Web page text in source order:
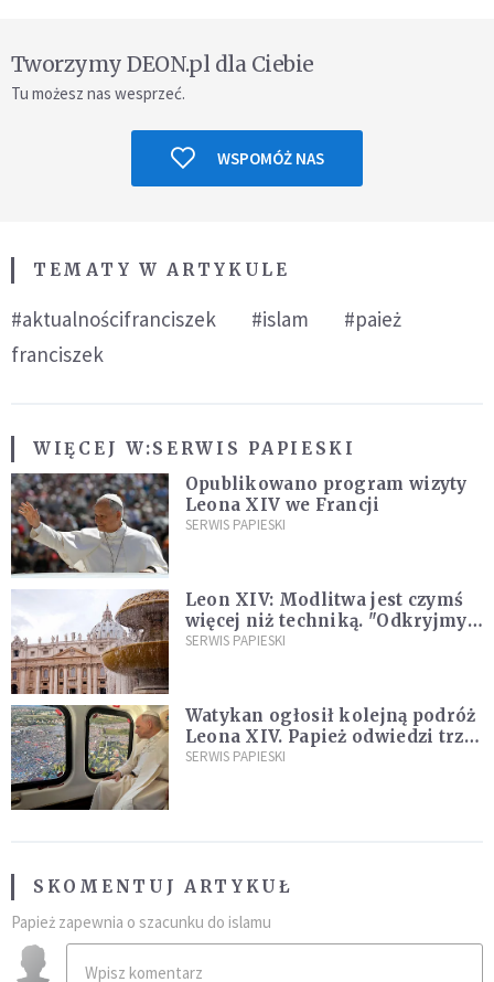
Tworzymy DEON.pl dla Ciebie
Tu możesz nas wesprzeć.
WSPOMÓŻ NAS
TEMATY W ARTYKULE
#aktualnościfranciszek #islam
#paież
franciszek
WIĘCEJ W:SERWIS PAPIESKI
Opublikowano program wizyty
Leona XIV we Francji
SERWIS PAPIESKI
Leon XIV: Modlitwa jest czymś
więcej niż techniką. "Odkryjmy
ją na nowo"
SERWIS PAPIESKI
Watykan ogłosił kolejną podróż
Leona XIV. Papież odwiedzi trzy
kraje Ameryki Południowej
SERWIS PAPIESKI
SKOMENTUJ ARTYKUŁ
Papież zapewnia o szacunku do islamu